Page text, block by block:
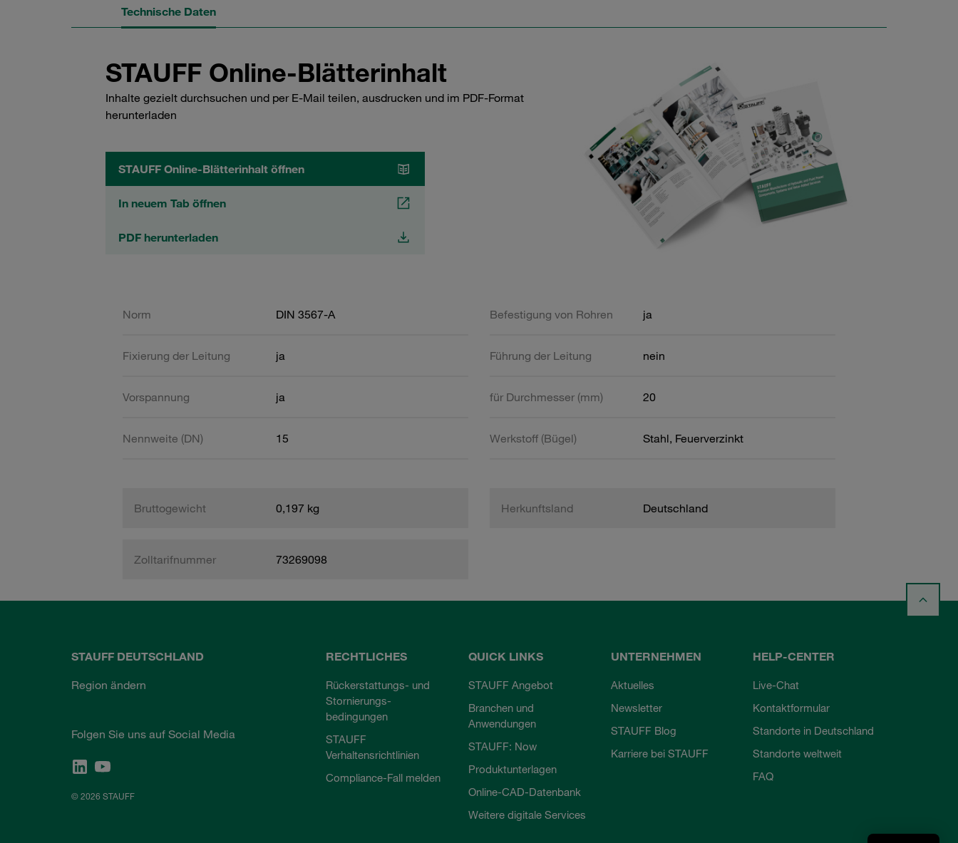
Technische Daten
STAUFF Online-Blätterinhalt
Inhalte gezielt durchsuchen und per E-Mail teilen, ausdrucken und im PDF-Format
herunterladen
STAUFF Online-Blätterinhalt öffnen
In neuem Tab öffnen
PDF herunterladen
Norm DIN 3567-A Befestigung von Rohren ja
Fixierung der Leitung ja Führung der Leitung nein
Vorspannung ja für Durchmesser (mm) 20
Nennweite (DN) 15 Werkstoff (Bügel) Stahl, Feuerverzinkt
Bruttogewicht 0,197 kg Herkunftsland Deutschland
Zolltarifnummer 73269098
STAUFF DEUTSCHLAND
Region ändern
Folgen Sie uns auf Social Media
© 2026 STAUFF
RECHTLICHES
Rückerstattungs- und
Stornierungs-
bedingungen
STAUFF
Verhaltensrichtlinien
Compliance-Fall melden
QUICK LINKS
STAUFF Angebot
Branchen und
Anwendungen
STAUFF: Now
Produktunterlagen
Online-CAD-Datenbank
Weitere digitale Services
UNTERNEHMEN
Aktuelles
Newsletter
STAUFF Blog
Karriere bei STAUFF
HELP-CENTER
Live-Chat
Kontaktformular
Standorte in Deutschland
Standorte weltweit
FAQ